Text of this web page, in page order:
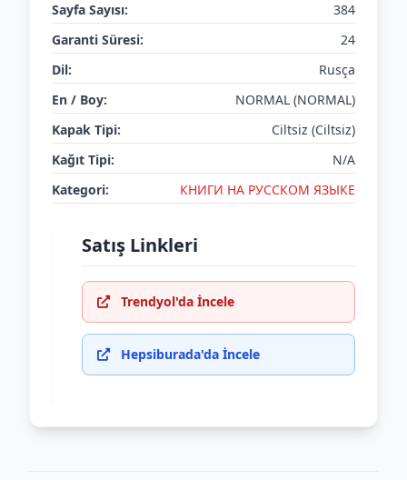
Sayfa Sayısı:
384
Garanti Süresi:
24
Dil:
Rusça
En / Boy:
NORMAL (NORMAL)
Kapak Tipi:
Ciltsiz (Ciltsiz)
Kağıt Tipi:
N/A
Kategori:
КНИГИ НА РУССКОМ ЯЗЫКЕ
Satış Linkleri
Trendyol'da İncele
Hepsiburada'da İncele